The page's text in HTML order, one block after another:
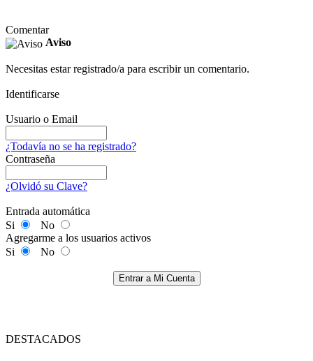
Comentar
Aviso
Necesitas estar registrado/a para escribir un comentario.
Identificarse
Usuario o Email
¿Todavía no se ha registrado?
Contraseña
¿Olvidó su Clave?
Entrada automática
Si
No
Agregarme a los usuarios activos
Si
No
Entrar a Mi Cuenta
DESTACADOS